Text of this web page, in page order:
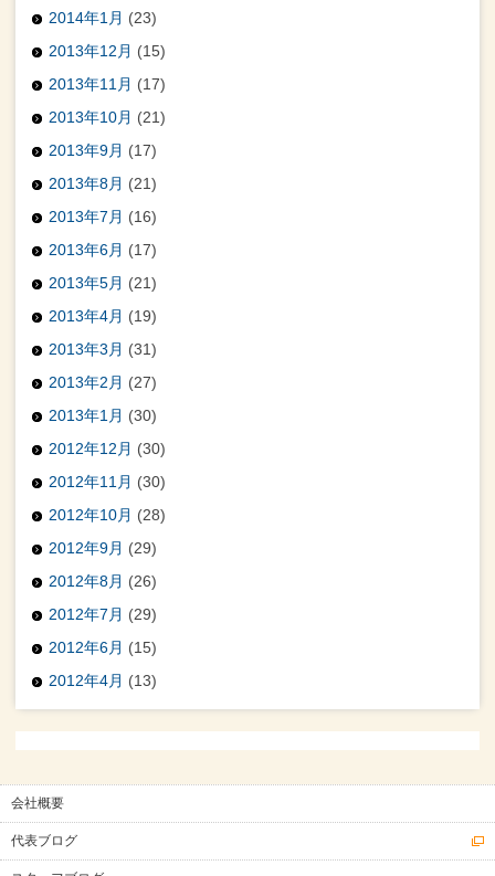
2014年1月 (23)
2013年12月 (15)
2013年11月 (17)
2013年10月 (21)
2013年9月 (17)
2013年8月 (21)
2013年7月 (16)
2013年6月 (17)
2013年5月 (21)
2013年4月 (19)
2013年3月 (31)
2013年2月 (27)
2013年1月 (30)
2012年12月 (30)
2012年11月 (30)
2012年10月 (28)
2012年9月 (29)
2012年8月 (26)
2012年7月 (29)
2012年6月 (15)
2012年4月 (13)
会社概要
代表ブログ